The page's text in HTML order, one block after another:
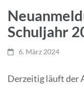
Schuljahr
6. März 2024
Derzeitig läuft der